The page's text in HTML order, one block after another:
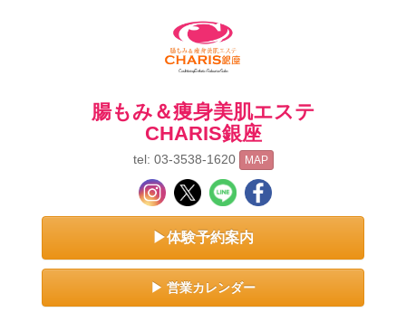
腸もみ＆痩身美肌エステ
CHARIS銀座
tel: 03-3538-1620 MAP
▶体験予約案内
▶ 営業カレンダー